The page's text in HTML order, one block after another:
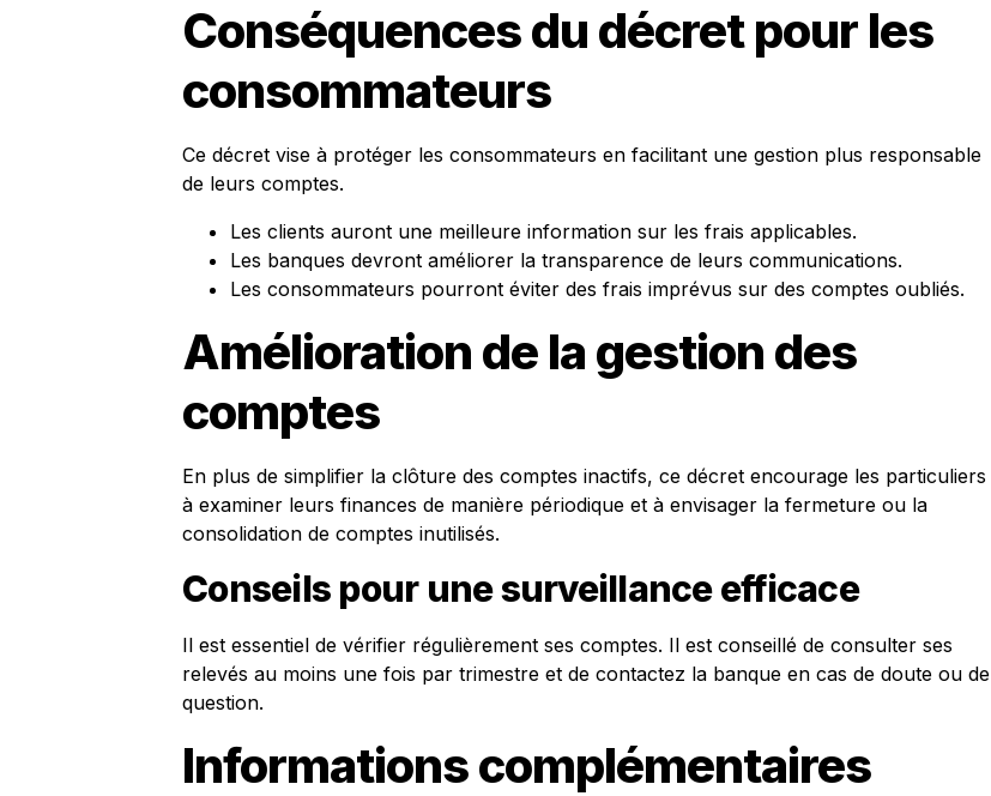
Conséquences du décret pour les
consommateurs
Ce décret vise à protéger les consommateurs en facilitant une gestion plus responsable
de leurs comptes.
Les clients auront une meilleure information sur les frais applicables.
Les banques devront améliorer la transparence de leurs communications.
Les consommateurs pourront éviter des frais imprévus sur des comptes oubliés.
Amélioration de la gestion des
comptes
En plus de simplifier la clôture des comptes inactifs, ce décret encourage les particuliers
à examiner leurs finances de manière périodique et à envisager la fermeture ou la
consolidation de comptes inutilisés.
Conseils pour une surveillance efficace
Il est essentiel de vérifier régulièrement ses comptes. Il est conseillé de consulter ses
relevés au moins une fois par trimestre et de contactez la banque en cas de doute ou de
question.
Informations complémentaires